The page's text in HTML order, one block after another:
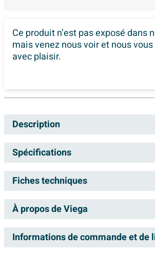
Ce produit n’est pas exposé dans
mais venez nous voir et nous
avec plaisir.
Description
Summer Sale - Déstockage chez
Ce mois-ci, profitez en ligne de
15 %, et bénéficiez dans nos
réduction supplémentaire pouvant
pendant les soldes d’été. Du 3 au 31
produits de salle de bains préférés à
très attractifs.
Spécifications
Numéro d'article
Numéro de fournisseur
EAN
Marque
Fiches techniques
Dessin technique
À propos de Viega
Informations de commande et de